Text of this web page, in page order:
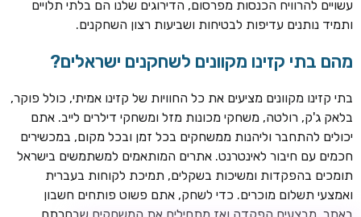
חבילת קבלת פנים: בונוס 100% עד 300€ + 100 ספיני בונוס על
ההפקדה הראשונה
CASOO
בונוס מתגלגל עד 2,000 ₪ + 200 ספינים חינם לשחקנים
חדשים
ROYSPINS
חינם על ההפקדות הראשונות
עשויים להרוויח הכנסות מפרסום, הדירוגים שלנו הם בלתי תלויים
ותמיד נותנים עדיפות לבטיחות ושביעות רצון השחקנים.
מהם בתי קזינו מקוונים לשחקנים ישראלים?
בתי קזינו מקוונים מציעים את כל החוויות של קזינו אמיתי, כולל פוקר,
בלאק ג'ק, רולטה, משחקי מכונות מזל ומשחקי דילרים לייב. אתם
יכולים להתחבר וליהנות ממשחקים בכל זמן ובכל מקום, במכשירים
חכמים עם חיבור לאינטרנט. אתרים המותאמים למשתמשים בישראל
תומכים בהפקדות ומשיכות בשקלים, תמיכת לקוחות בעברית
ואמצעי תשלום מוכרים. כדי לשחק, אתם פשוט פותחים חשבון